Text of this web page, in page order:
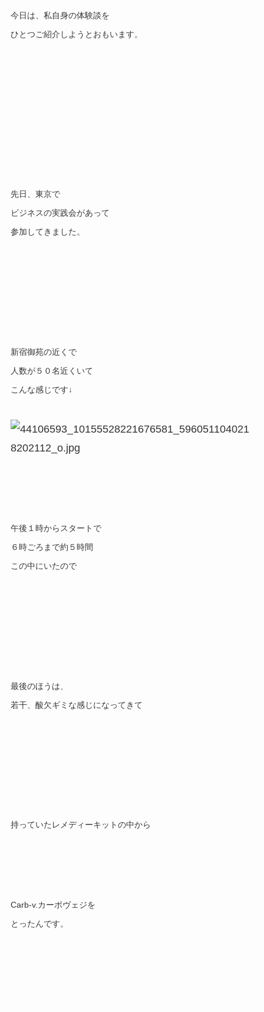
今日は、私自身の体験談を
ひとつご紹介しようとおもいます。
先日、東京で
ビジネスの実践会があって
参加してきました。
新宿御苑の近くで
人数が５０名近くいて
こんな感じです↓
午後１時からスタートで
６時ごろまで約５時間
この中にいたので
最後のほうは、
若干、酸欠ギミな感じになってきて
持っていたレメディーキットの中から
Carb-v.カーボヴェジを
とったんです。